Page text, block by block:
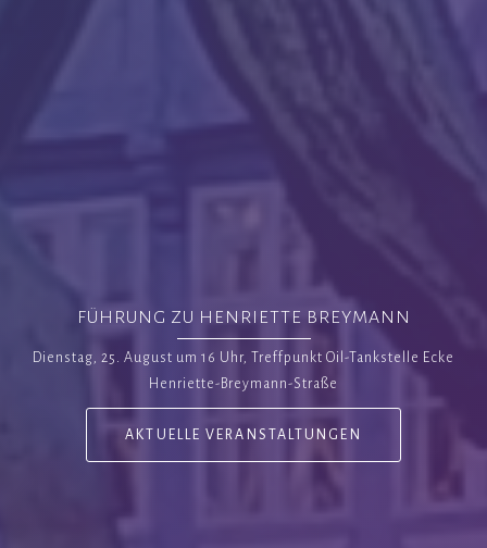
FÜHRUNG ZU HENRIETTE BREYMANN
Dienstag, 25. August um 16 Uhr, Treffpunkt Oil-Tankstelle Ecke
Henriette-Breymann-Straße
AKTUELLE VERANSTALTUNGEN